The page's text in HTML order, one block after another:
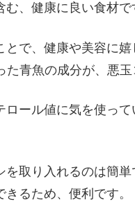
、健康に良い食材で
とで、健康や美容に
青魚の成分が、悪
ール値に気を使っ
を取り入れるのは簡
るため、便利です。